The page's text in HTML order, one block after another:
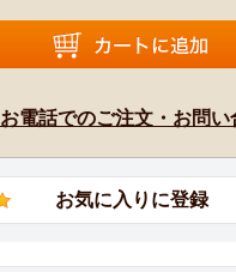
お電話でのご注文・お問い